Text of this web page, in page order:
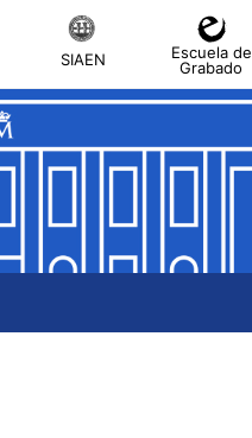
SIAEN
Escuela de
Grabado